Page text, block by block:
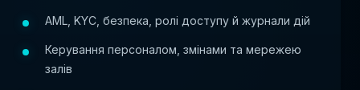
AML, KYC, безпека, ролі доступу й журнали дій
Керування персоналом, змінами та мережею
залів